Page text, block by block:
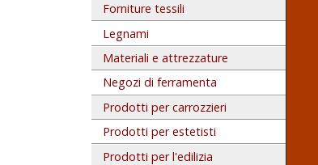
Forniture tessili
Legnami
Materiali e attrezzature
Negozi di ferramenta
Prodotti per carrozzieri
Prodotti per estetisti
Prodotti per l'edilizia